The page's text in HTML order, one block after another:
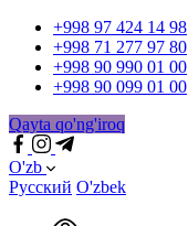
+998 97 424 14 98
+998 71 277 97 80
+998 90 990 01 00
+998 90 099 01 00
Qayta qo'ng'iroq
O'zb
Русский O'zbek